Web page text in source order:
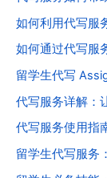
如何利用代写服
如何通过代写服
留学生代写
代写服务详解：
代写服务使用指
留学生代写服务